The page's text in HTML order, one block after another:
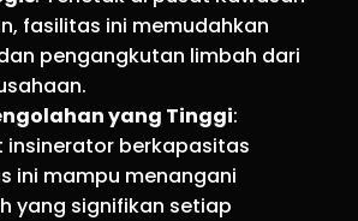
fasilitas ini memudahkan
pengangkutan limbah dari
yang Tinggi:
insinerator berkapasitas
ini mampu menangani
yang signifikan setiap